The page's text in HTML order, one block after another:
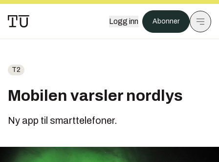
Logg inn Abonner
T2
Mobilen varsler nordlys
Ny app til smarttelefoner.